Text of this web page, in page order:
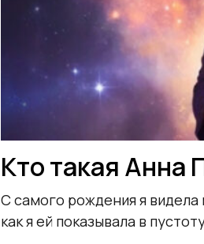
Кто такая Анна
С самого рождения я
как я ей показывала в